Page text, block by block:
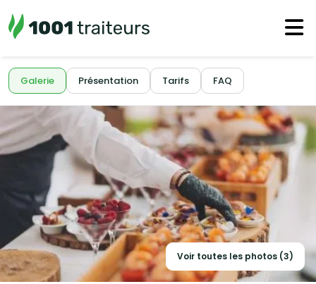
Galerie Présentation Tarifs FAQ
Voir toutes les photos (3)